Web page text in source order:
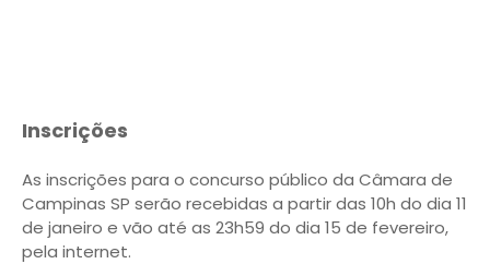
Inscrições
As inscrições para o concurso público da Câmara de
Campinas SP serão recebidas a partir das 10h do dia 11
de janeiro e vão até as 23h59 do dia 15 de fevereiro,
pela internet.